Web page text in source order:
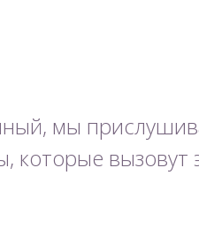
мы
которые вызовут